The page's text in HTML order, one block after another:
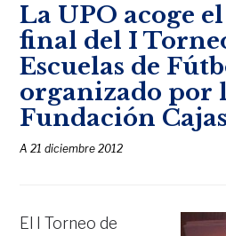
La UPO acoge
final del I
Escuelas de
organizado por
Fundación
A21 diciembre 2012
El I Torneo de